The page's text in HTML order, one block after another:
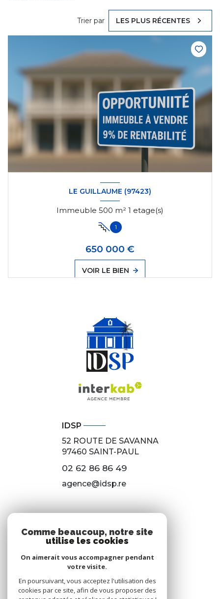
Trier par LES PLUS RÉCENTES
LE GUILLAUME (97423)
Immeuble 500 m² 1 etage(s)
1
650 000 €
VOIR LE BIEN
IDSP
52 ROUTE DE SAVANNA
97460 SAINT-PAUL
02 62 86 86 49
agence@idsp.re
Nous suivre
Comme beaucoup, notre site
utilise les cookies
On aimerait vous accompagner pendant
votre visite.
En poursuivant, vous acceptez l'utilisation des
cookies par ce site, afin de vous proposer des